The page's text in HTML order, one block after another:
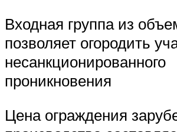
Входная группа из
позволяет огородить
несанкционированного
проникновения
Цена ограждения